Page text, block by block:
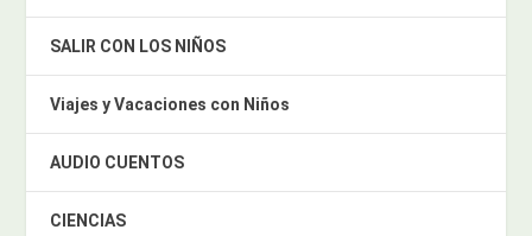
SALIR CON LOS NIÑOS
Viajes y Vacaciones con Niños
AUDIO CUENTOS
CIENCIAS